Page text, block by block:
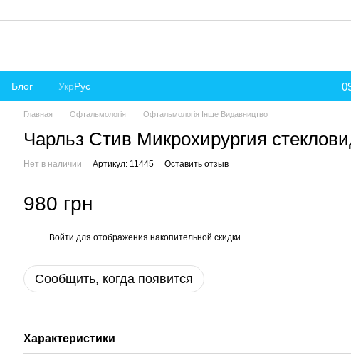
Блог УкрРус
Главная Офтальмологія Офтальмологія Інше Видавництво
Чарльз Стив Микрохирургия
Нет в наличии Артикул: 11445 Оставить отзыв
980 грн
Войти для отображения накопительной скидки
Сообщить, когда появится
Характеристики